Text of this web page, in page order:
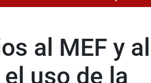
al MEF y al
uso de la